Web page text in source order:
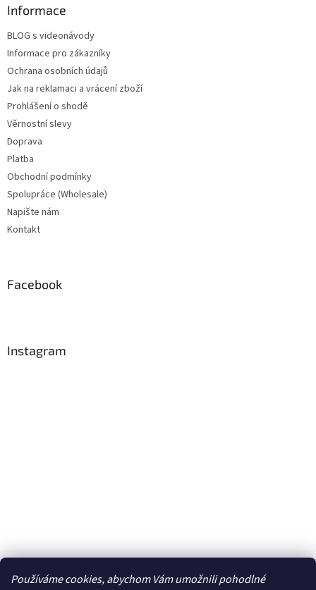
Používáme cookies, abychom Vám umožnili pohodlné
Informace
BLOG s videonávody
Informace pro zákazníky
Ochrana osobních údajů
Jak na reklamaci a vrácení zboží
Prohlášení o shodě
Věrnostní slevy
Doprava
Platba
Obchodní podmínky
Spolupráce (Wholesale)
Napište nám
Kontakt
Facebook
Instagram